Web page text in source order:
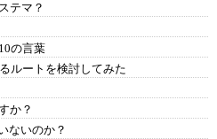
テマ？
の言葉
ルートを検討してみた
か？
ないのか？